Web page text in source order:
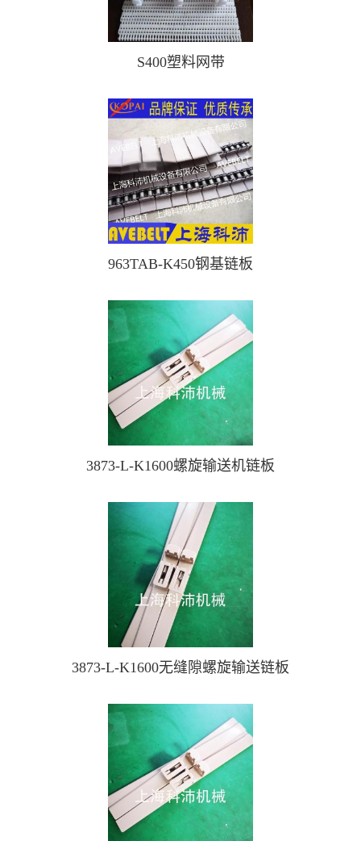
S400塑料网带
963TAB-K450钢基链板
3873-L-K1600螺旋输送机链板
3873-L-K1600无缝隙螺旋输送链板